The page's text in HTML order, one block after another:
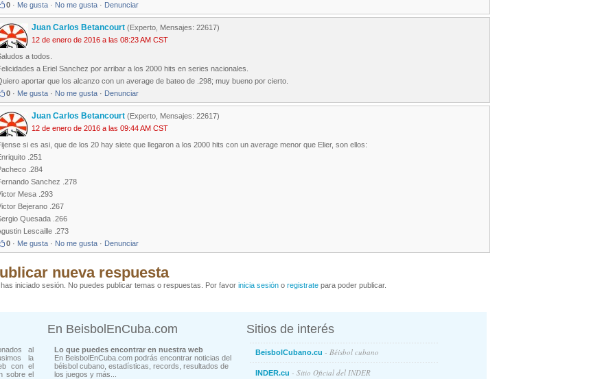
0 · Me gusta · No me gusta · Denunciar
Juan Carlos Betancourt (Experto, Mensajes: 22617)
12 de enero de 2016 a las 08:23 AM CST
a todos.
a Eriel Sanchez por arribar a los 2000 hits en series nacionales.
aportar que los alcanzo con un average de bateo de .298; muy bueno por cierto.
0 · Me gusta · No me gusta · Denunciar
Juan Carlos Betancourt (Experto, Mensajes: 22617)
12 de enero de 2016 a las 09:44 AM CST
si es asi, que de los 20 hay siete que llegaron a los 2000 hits con un average menor que Elier, son ellos:
.251
.284
Sanchez .278
Mesa .293
Bejerano .267
Quesada .266
Lescaille .273
0 · Me gusta · No me gusta · Denunciar
nueva respuesta
has iniciado sesión. No puedes publicar temas o respuestas. Por favor inicia sesión o registrate para poder publicar.
al
la
con el
sobre el
En BeisbolEnCuba.com
Lo que puedes encontrar en nuestra web
En BeisbolEnCuba.com podrás encontrar noticias del
béisbol cubano, estadísticas, records, resultados de
los juegos y más...
Sitios de interés
BeisbolCubano.cu - Béisbol cubano
INDER.cu - Sitio Oficial del INDER